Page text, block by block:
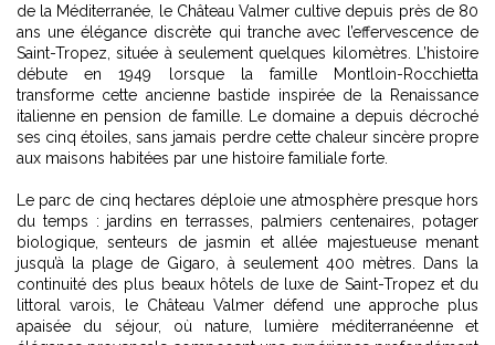
de la Méditerranée, le Château Valmer cultive depuis près de 80
ans une élégance discrète qui tranche avec l’effervescence de
Saint-Tropez, située à seulement quelques kilomètres. L’histoire
débute en 1949 lorsque la famille Montloin-Rocchietta
transforme cette ancienne bastide inspirée de la Renaissance
italienne en pension de famille. Le domaine a depuis décroché
ses cinq étoiles, sans jamais perdre cette chaleur sincère propre
aux maisons habitées par une histoire familiale forte.
Le parc de cinq hectares déploie une atmosphère presque hors
du temps : jardins en terrasses, palmiers centenaires, potager
biologique, senteurs de jasmin et allée majestueuse menant
jusqu’à la plage de Gigaro, à seulement 400 mètres. Dans la
continuité des plus beaux hôtels de luxe de Saint-Tropez et du
littoral varois , le Château Valmer défend une approche plus
apaisée du séjour, où nature, lumière méditerranéenne et